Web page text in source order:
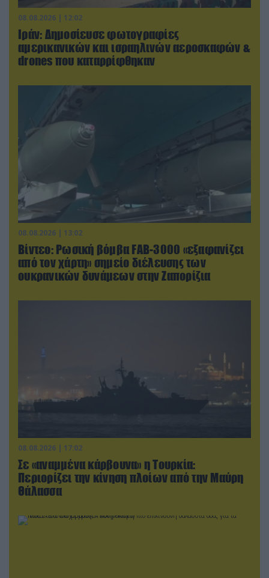
08.08.2026 | 12:02
Ιράν: Δημοσίευσε φωτογραφίες
αμερικανικών και ισραηλινών αεροσκαφών &
drones που καταρρίφθηκαν
08.08.2026 | 13:02
Βίντεο: Ρωσική βόμβα FAB-3000 «εξαφανίζει
από τον χάρτη» σημείο διέλευσης των
ουκρανικών δυνάμεων στην Ζαπορίζια
08.08.2026 | 17:02
Σε «αναμμένα κάρβουνα» η Τουρκία:
Περιορίζει την κίνηση πλοίων από την Μαύρη
Θάλασσα